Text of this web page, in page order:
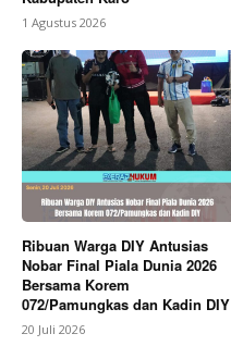
1 Agustus 2026
Ribuan Warga DIY Antusias
Nobar Final Piala Dunia 2026
Bersama Korem
072/Pamungkas dan Kadin DIY
20 Juli 2026